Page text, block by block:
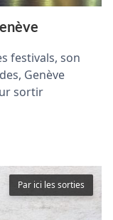
festivals, son
Genève
sortir
Par ici les sorties